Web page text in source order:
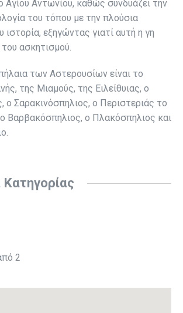
Αγίου Αντωνίου, καθώς συνδυάζει την
του τόπου με την πλούσια
ιστορία, εξηγώντας γιατί αυτή η γη
ασκητισμού.
των Αστερουσίων είναι το
της Μιαμούς, της Ειλείθυιας, ο
ο Σαρακινόσπηλιος, ο Περιστεριάς το
Βαρβακόσπηλιος, ο Πλακόσπηλιος και
Κατηγορίας
2